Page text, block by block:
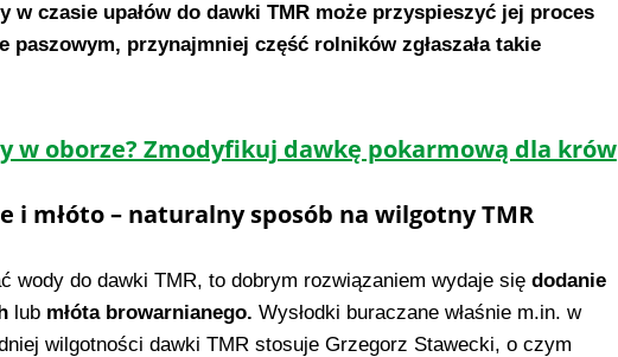
w czasie upałów do dawki TMR może przyspieszyć jej proces
paszowym, przynajmniej część rolników zgłaszała takie
w oborze? Zmodyfikuj dawkę pokarmową dla krów
i młóto – naturalny sposób na wilgotny TMR
wody do dawki TMR, to dobrym rozwiązaniem wydaje się dodanie
lubmłóta browarnianego. Wysłodki buraczane właśnie m.in. w
wilgotności dawki TMR stosuje Grzegorz Stawecki, o czym